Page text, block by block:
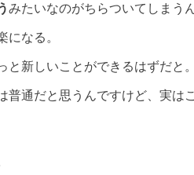
みたいなのがちらついてしまう
になる。
新しいことができるはずだと。
普通だと思うんですけど、実は